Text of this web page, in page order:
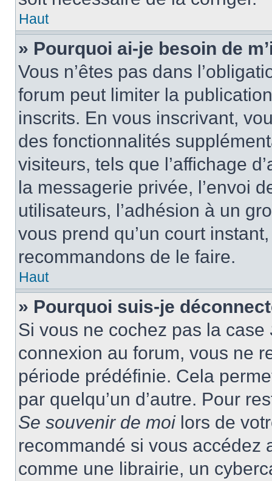
Haut
» Pourquoi ai-je besoin de
Vous n’êtes pas dans
forum peut limiter la
inscrits. En vous inscrivant,
des fonctionnalités
visiteurs, tels que l’affichage
la messagerie privée, l’envoi
utilisateurs, l’adhésion à un
vous prend qu’un court
recommandons de le faire.
Haut
» Pourquoi suis-je
Si vous ne cochez pas la case
connexion au forum, vous ne
période prédéfinie. Cela
par quelqu’un d’autre. Pour
Se souvenir de moilors de
recommandé si vous accédez
comme une librairie, un